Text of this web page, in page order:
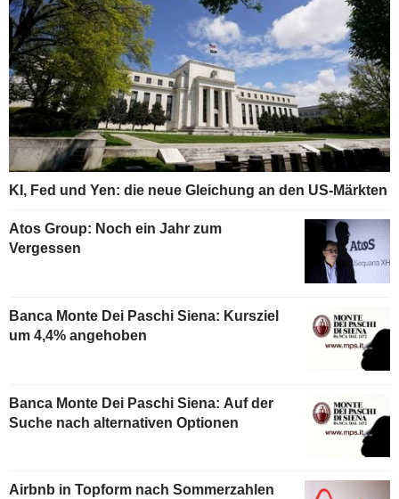
KI, Fed und Yen: die neue Gleichung an den US-Märkten
Atos Group: Noch ein Jahr zum
Vergessen
Banca Monte Dei Paschi Siena: Kursziel
um 4,4% angehoben
Banca Monte Dei Paschi Siena: Auf der
Suche nach alternativen Optionen
Airbnb in Topform nach Sommerzahlen